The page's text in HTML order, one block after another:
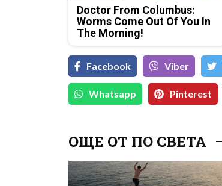
Doctor From Columbus:
Worms Come Out Of You In
The Morning!
Facebook Viber
Whatsapp Pinterest
ОЩЕ ОТ ПО СВЕТА